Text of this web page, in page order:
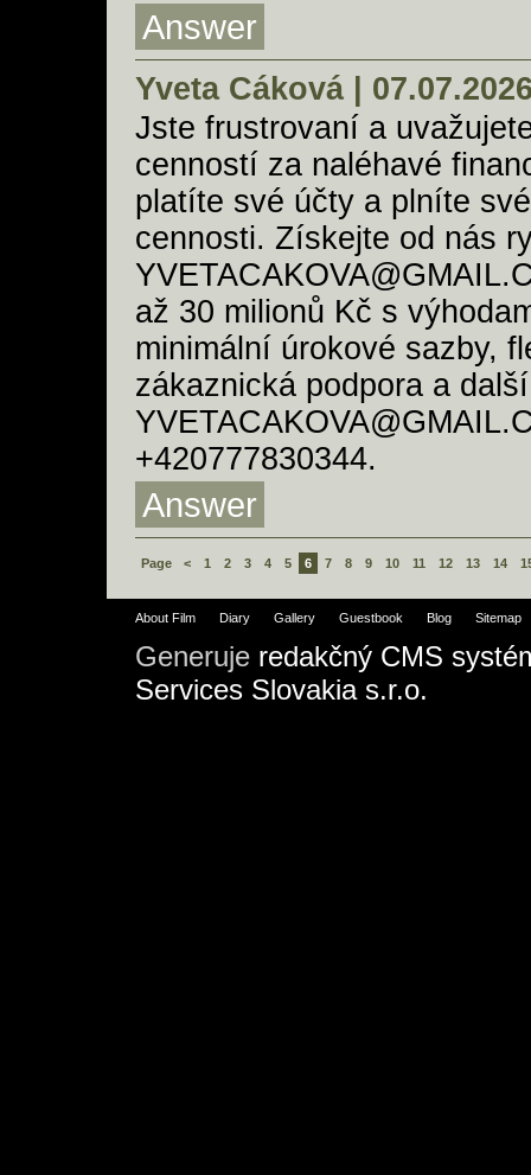
Answer
Yveta Cáková |
Jste frustrovaní a
cenností za naléhavé
platíte své účty a plníte
cennosti. Získejte od nás
až 30 milionů Kč s
minimální úrokové sazby,
zákaznická podpora a
+420777830344.
Answer
Page < 1 2 3 4 5 6 7 8 9 10 11 12 13 14
About Film Diary Gallery Guestbook Blog Sitemap
Generuje redakčný CMS
Services Slovakia s.r.o.